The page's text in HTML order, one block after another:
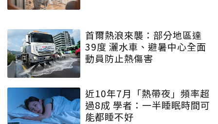
首爾熱浪來襲：部分地區達
39度 灑水車、避暑中心全面
動員防止熱傷害
近10年7月「熱帶夜」頻率超
過8成 學者：一半睡眠時間可
能都睡不好